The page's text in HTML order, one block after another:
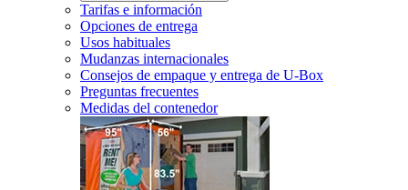
Tarifas e información
Opciones de entrega
Usos habituales
Mudanzas internacionales
Consejos de empaque y entrega de U-Box
Preguntas frecuentes
Medidas del contenedor